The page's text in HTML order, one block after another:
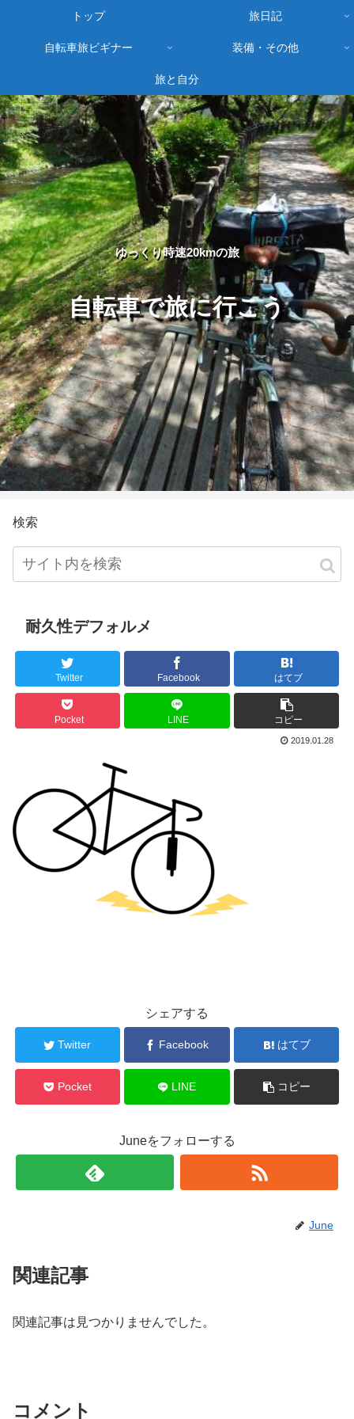
ゆっくり時速20kmの旅
自転車で旅に行こう
トップ 旅日記
自転車旅ビギナー 装備・その他
旅と自分
検索
耐久性デフォルメ
Twitter Facebook はてブ
Pocket LINE コピー
2019.01.28
シェアする
Twitter Facebook はてブ
Pocket LINE コピー
Juneをフォローする
June
関連記事
関連記事は見つかりませんでした。
コメント